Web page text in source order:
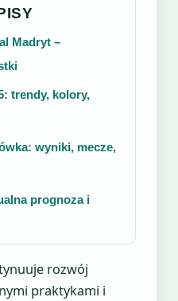
Madryt –
trendy, kolory,
wyniki, mecze,
prognoza i
rozwój
praktykami i